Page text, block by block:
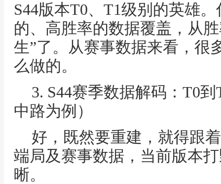
S44版本T0、T1级别的英雄
的、高胜率的数据覆盖，从
生”了。从赛事数据来看，很
么做的。
3. S44赛季数据解码：T0
中路为例）
好，既然要重建，就得跟
端局及赛事数据，当前版本
晰。